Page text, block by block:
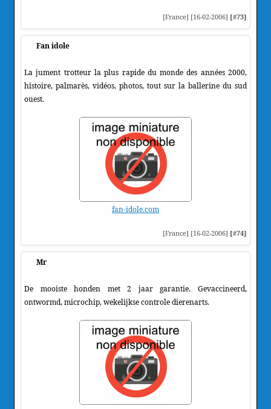
[France] [16-02-2006] [#73]
Fan idole
La jument trotteur la plus rapide du monde des années 2000,
histoire, palmarès, vidéos, photos, tout sur la ballerine du sud
ouest.
fan-idole.com
[France] [16-02-2006] [#74]
Mr
De mooiste honden met 2 jaar garantie. Gevaccineerd,
ontwormd, microchip, wekelijkse controle dierenarts.